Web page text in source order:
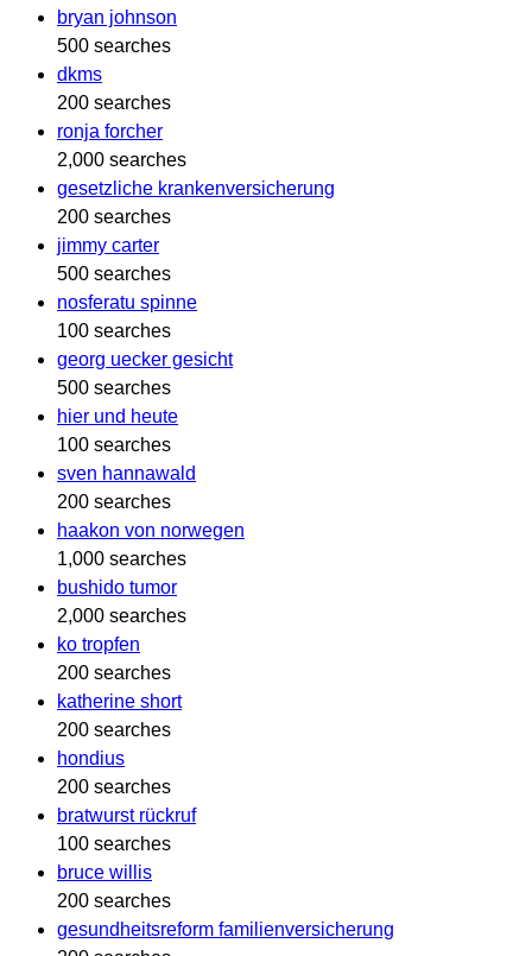
bryan johnson
500 searches
dkms
200 searches
ronja forcher
2,000 searches
gesetzliche krankenversicherung
200 searches
jimmy carter
500 searches
nosferatu spinne
100 searches
georg uecker gesicht
500 searches
hier und heute
100 searches
sven hannawald
200 searches
haakon von norwegen
1,000 searches
bushido tumor
2,000 searches
ko tropfen
200 searches
katherine short
200 searches
hondius
200 searches
bratwurst rückruf
100 searches
bruce willis
200 searches
gesundheitsreform familienversicherung